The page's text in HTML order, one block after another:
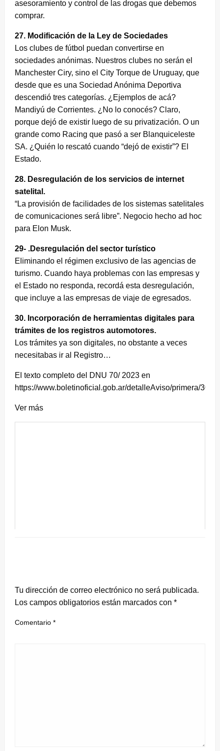
asesoramiento y control de las drogas que debemos
comprar.
27. Modificación de la Ley de Sociedades
Los clubes de fútbol puedan convertirse en
sociedades anónimas. Nuestros clubes no serán el
Manchester Ciry, sino el City Torque de Uruguay, que
desde que es una Sociedad Anónima Deportiva
descendió tres categorías. ¿Ejemplos de acá?
Mandiyú de Corrientes. ¿No lo conocés? Claro,
porque dejó de existir luego de su privatización. O un
grande como Racing que pasó a ser Blanquiceleste
SA. ¿Quién lo rescató cuando “dejó de existir”? El
Estado.
28. Desregulación de los servicios de internet
satelital.
“La provisión de facilidades de los sistemas satelitales
de comunicaciones será libre”. Negocio hecho ad hoc
para Elon Musk.
29- .Desregulación del sector turístico
Eliminando el régimen exclusivo de las agencias de
turismo. Cuando haya problemas con las empresas y
el Estado no responda, recordá esta desregulación,
que incluye a las empresas de viaje de egresados.
30. Incorporación de herramientas digitales para
trámites de los registros automotores.
Los trámites ya son digitales, no obstante a veces
necesitabas ir al Registro…
El texto completo del DNU 70/ 2023 en
https://www.boletinoficial.gob.ar/detalleAviso/primera/
Ver más
Tu dirección de correo electrónico no será publicada.
Los campos obligatorios están marcados con *
Comentario *